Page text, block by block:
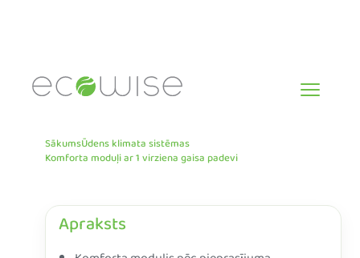
content
SākumsŪdens klimata sistēmas
Komforta moduļi ar 1 virziena gaisa padevi
Apraksts